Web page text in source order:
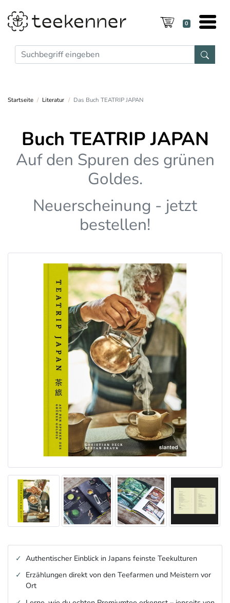
0
Startseite Literatur Das Buch TEATRIP JAPAN
Buch TEATRIP JAPAN
Auf den Spuren des grünen
Goldes.
Neuerscheinung - jetzt
bestellen!
Authentischer Einblick in Japans feinste Teekulturen
Erzählungen direkt von den Teefarmen und Meistern vor
Ort